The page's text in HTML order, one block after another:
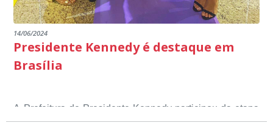
14/06/2024
Presidente Kennedy é destaque em
Brasília
A Prefeitura de Presidente Kennedy participou da etapa
nacional do 12º Prêmio Sebrae Prefeitura